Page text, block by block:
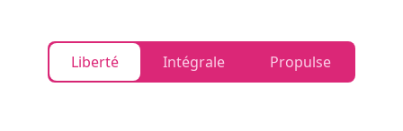
Liberté Intégrale Propulse